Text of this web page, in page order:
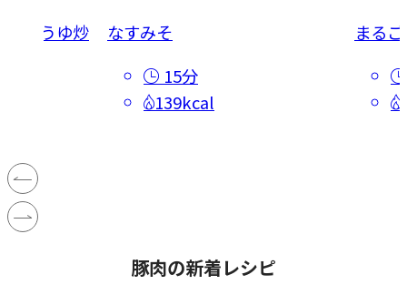
しょうゆ炒
なすみそ
15分
139kcal
まる
豚肉の新着レシピ